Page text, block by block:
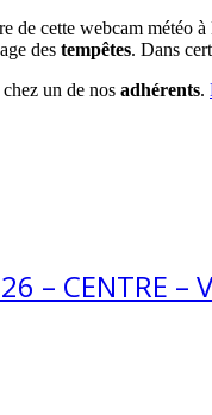
de cette webcam météo
des tempêtes. Dans
un de nos adhérents.
– CENTRE –